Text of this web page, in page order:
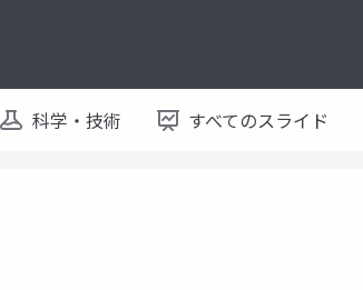
科学・技術 すべてのスライド